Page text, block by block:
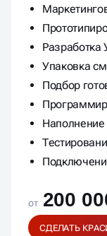
Разработка
Упаковка
Подбор
Наполнение
от 200
СДЕЛАТЬ